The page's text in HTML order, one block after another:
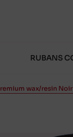
RUBANS
wax/resin